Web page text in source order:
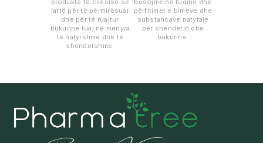
lartë për të përmirësuar
dhe për të ruajtur
bukurinë tuaj në mënyra
të natyrshme dhe të
shëndetshme.
përfitimet e bimëve dhe
substancave natyrale
për shëndetin dhe
bukurinë.